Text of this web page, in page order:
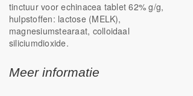
tinctuur voor echinacea tablet 62% g/g,
hulpstoffen: lactose (MELK),
magnesiumstearaat, colloidaal
siliciumdioxide.
Meer informatie